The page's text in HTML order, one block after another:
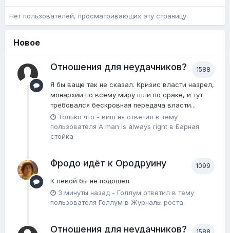
Нет пользователей, просматривающих эту страницу.
Новое
1588
Отношения для неудачников?
Я бы ваще так не сказал. Кризис власти назрел,
монархии по всему миру шли по сраке, и тут
требовался бескровная передача власти...
Только что - виш ня ответил в тему
пользователя A man is always right в Барная
стойка
1099
Фродо идёт к Ородруину
К левой бы не подошел
3 минуты назад - Голлум ответил в тему
пользователя Голлум в Журналы роста
Отношения для неудачников?